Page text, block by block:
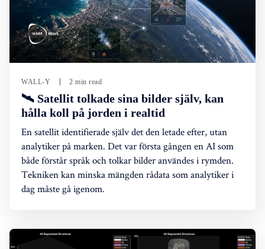
WALL-Y 2 min read
🛰️ Satellit tolkade sina bilder själv, kan
hålla koll på jorden i realtid
En satellit identifierade själv det den letade efter, utan
analytiker på marken. Det var första gången en AI som
både förstår språk och tolkar bilder användes i rymden.
Tekniken kan minska mängden rådata som analytiker i
dag måste gå igenom.